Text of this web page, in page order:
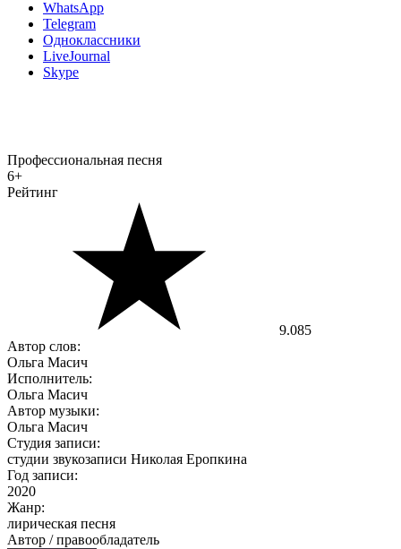
WhatsApp
Telegram
Одноклассники
LiveJournal
Skype
Профессиональная песня
6+
Рейтинг
9.085
Автор слов:
Ольга Масич
Исполнитель:
Ольга Масич
Автор музыки:
Ольга Масич
​​​​​​​Студия записи:
студии звукозаписи Николая Еропкина
Год записи:
2020
Жанр:
лирическая песня
Автор / правообладатель